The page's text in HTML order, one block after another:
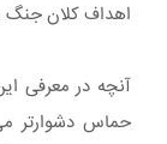
اهداف کلان جنگ
آنچه در معرفی
حماس دشوارتر